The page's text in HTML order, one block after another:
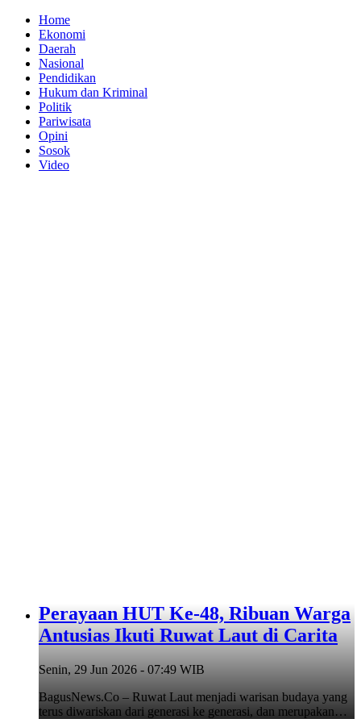
Home
Ekonomi
Daerah
Nasional
Pendidikan
Hukum dan Kriminal
Politik
Pariwisata
Opini
Sosok
Video
Perayaan HUT Ke-48, Ribuan Warga
Antusias Ikuti Ruwat Laut di Carita
Senin, 29 Jun 2026 - 07:49 WIB
BagusNews.Co – Ruwat Laut menjadi warisan budaya yang
terus diwariskan dari generasi ke generasi, dan merupakan…